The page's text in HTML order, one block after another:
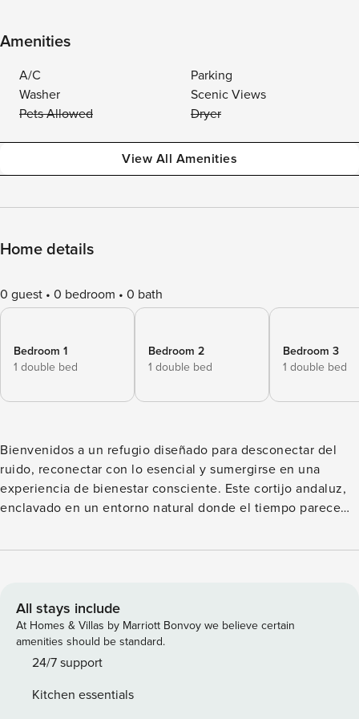
Amenities
A/C
Parking
Washer
Scenic Views
Pets Allowed
Dryer
View All Amenities
Home details
0 guest 0 bedroom 0 bath
Bedroom 1
1 double bed
Bedroom 2
1 double bed
Bedroom 3
1 double bed
Bienvenidos a un refugio diseñado para desconectar del
ruido, reconectar con lo esencial y sumergirse en una
experiencia de bienestar consciente. Este cortijo andaluz,
enclavado en un entorno natural donde el tiempo parece
espirituales o simplemente para quienes desean descansar
principales chakras, creando una atmósfera única que invita
a la introspección y al descanso profundo. La cocina,
completamente equipada, y el salón-comedor de ambiente
acogedor fomentan la convivencia consciente y la
ofrece frescor en los días soleados, mientras que la terraza
All stays include
At Homes & Villas by Marriott Bonvoy we believe certain
amenities should be standard.
24/7 support
Kitchen essentials